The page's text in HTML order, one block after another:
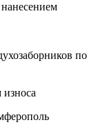
по
износа